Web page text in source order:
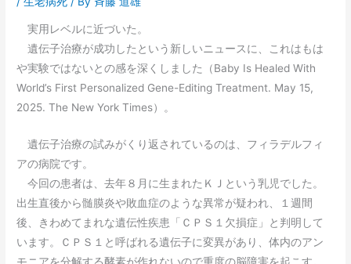
実用レベルに近づいた。
遺伝子治療が成功したという新しいニュースに、これはもは
や実験ではないとの感を深くしました（Baby Is Healed With
World’s First Personalized Gene-Editing Treatment. May 15,
2025. The New York Times）。
遺伝子治療の試みがくり返されているのは、フィラデルフィ
アの病院です。
今回の患者は、去年８月に生まれたＫＪという乳児でした。
出生直後から髄膜炎や敗血症のような異常が疑われ、１週間
後、きわめてまれな遺伝性疾患「ＣＰＳ１欠損症」と判明して
います。ＣＰＳ１と呼ばれる遺伝子に変異があり、体内のアン